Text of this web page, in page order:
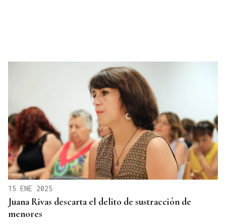
15 ENE 2025
Juana Rivas descarta el delito de sustracción de
menores